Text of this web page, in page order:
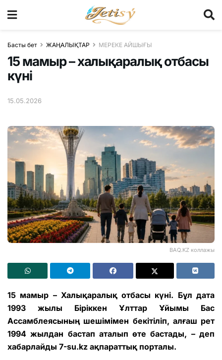
Басты бет ЖАҢАЛЫҚТАР МЕРЕКЕ АЙШЫҒЫ
15 мамыр – халықаралық отбасы
күні
15.05.2026
BAQ.KZ коллажы
15 мамыр – Халықаралық отбасы күні. Бұл дата
1993 жылы Біріккен Ұлттар Ұйымы Бас
Ассамблеясының шешімімен бекітіліп, алғаш рет
1994 жылдан бастап аталып өте бастады, – деп
хабарлайды 7-su.kz ақпараттық порталы.